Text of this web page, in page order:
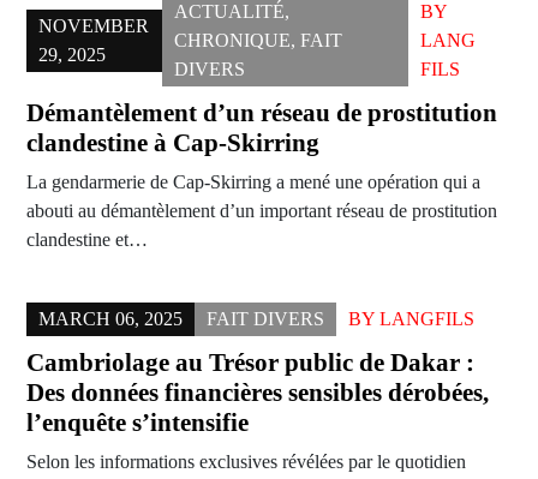
NOVEMBER
29, 2025
ACTUALITÉ,
CHRONIQUE, FAIT
DIVERS
BY
LANG
FILS
Démantèlement d’un réseau de prostitution
clandestine à Cap-Skirring
La gendarmerie de Cap-Skirring a mené une opération qui a
abouti au démantèlement d’un important réseau de prostitution
clandestine et…
MARCH 06, 2025 FAIT DIVERS BY LANGFILS
Cambriolage au Trésor public de Dakar :
Des données financières sensibles dérobées,
l’enquête s’intensifie
Selon les informations exclusives révélées par le quotidien